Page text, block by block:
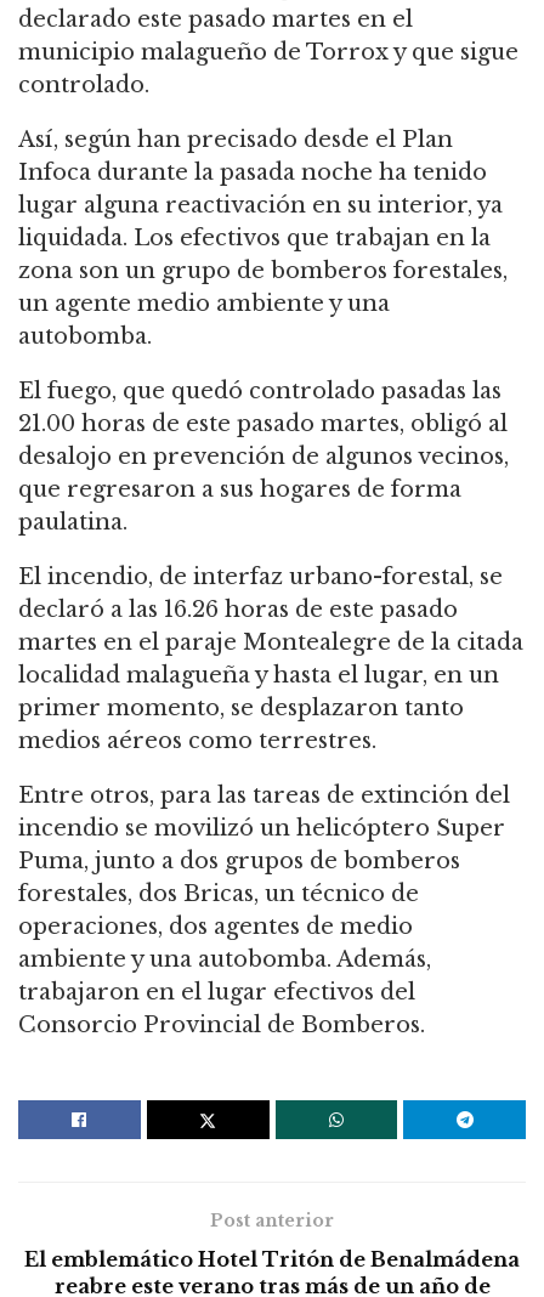
declarado este pasado martes en el
municipio malagueño de Torrox y que sigue
controlado.
Así, según han precisado desde el Plan
Infoca durante la pasada noche ha tenido
lugar alguna reactivación en su interior, ya
liquidada. Los efectivos que trabajan en la
zona son un grupo de bomberos forestales,
un agente medio ambiente y una
autobomba.
El fuego, que quedó controlado pasadas las
21.00 horas de este pasado martes, obligó al
desalojo en prevención de algunos vecinos,
que regresaron a sus hogares de forma
paulatina.
El incendio, de interfaz urbano-forestal, se
declaró a las 16.26 horas de este pasado
martes en el paraje Montealegre de la citada
localidad malagueña y hasta el lugar, en un
primer momento, se desplazaron tanto
medios aéreos como terrestres.
Entre otros, para las tareas de extinción del
incendio se movilizó un helicóptero Super
Puma, junto a dos grupos de bomberos
forestales, dos Bricas, un técnico de
operaciones, dos agentes de medio
ambiente y una autobomba. Además,
trabajaron en el lugar efectivos del
Consorcio Provincial de Bomberos.
Post anterior
El emblemático Hotel Tritón de Benalmádena
reabre este verano tras más de un año de